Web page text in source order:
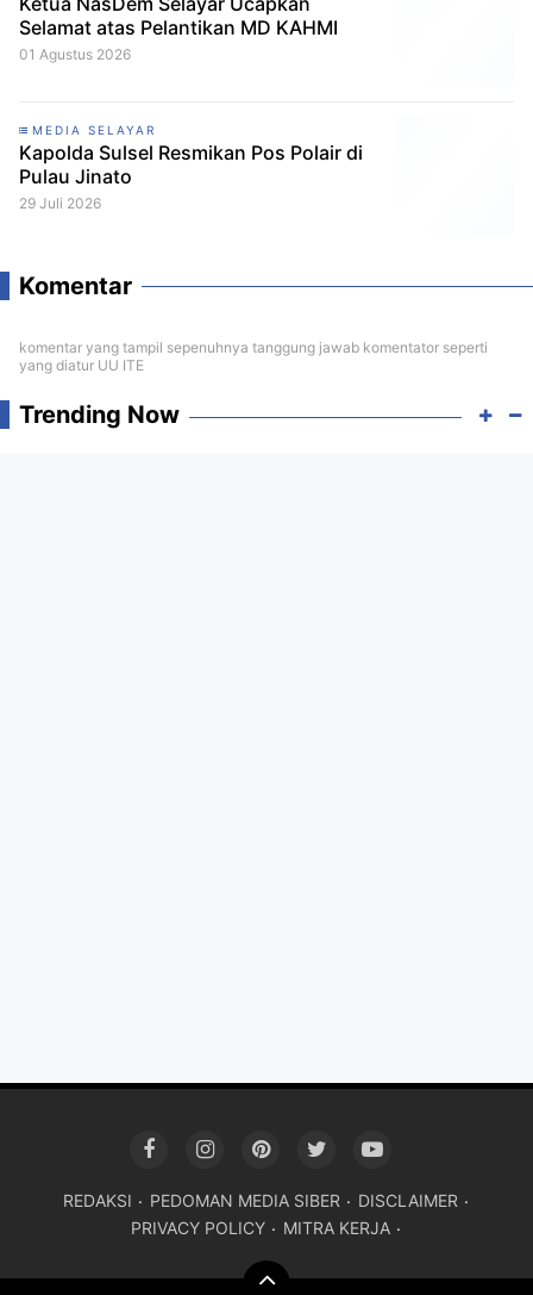
Selamat atas Pelantikan MD KAHMI
01 Agustus 2026
MEDIA SELAYAR
Kapolda Sulsel Resmikan Pos Polair di
Pulau Jinato
29 Juli 2026
Komentar
komentar yang tampil sepenuhnya tanggung jawab komentator seperti
yang diatur UU ITE
Trending Now
REDAKSI PEDOMAN MEDIA SIBER
DISCLAIMER
PRIVACY POLICY
MITRA KERJA